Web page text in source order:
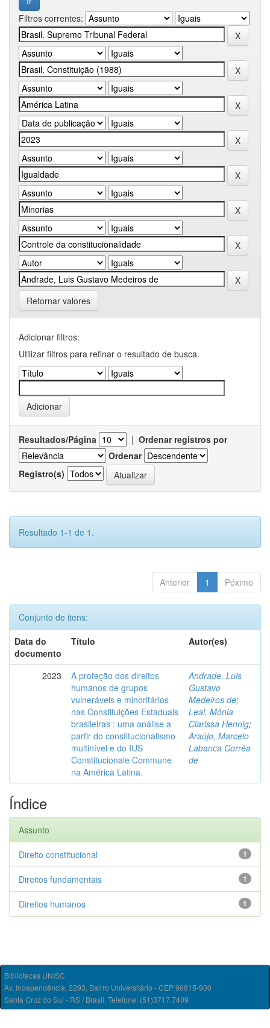
Filtros correntes:
Retornar valores
Adicionar filtros:
Utilizar filtros para refinar o resultado de busca.
Resultados/Página | Ordenar registros por
Ordenar
Registro(s)
Resultado 1-1 de 1.
Anterior 1 Póximo
Conjunto de itens:
Data do
documento
Título Autor(es)
2023
A proteção dos direitos
humanos de grupos
vulneráveis e minoritários
nas Constituições Estaduais
brasileiras : uma análise a
partir do constitucionalismo
multinível e do IUS
Constitucionale Commune
na América Latina.
Andrade, Luis
Gustavo
Medeiros de;
Leal, Mônia
Clarissa Hennig;
Araújo, Marcelo
Labanca Corrêa
de
Índice
Assunto
1
Direito constitucional
1
Direitos fundamentais
1
Direitos humanos
Bibliotecas UNISC
Av. Independência, 2293, Bairro Universitário - CEP 96815-900
Santa Cruz do Sul - RS / Brasil. Telefone: (51)3717.7409